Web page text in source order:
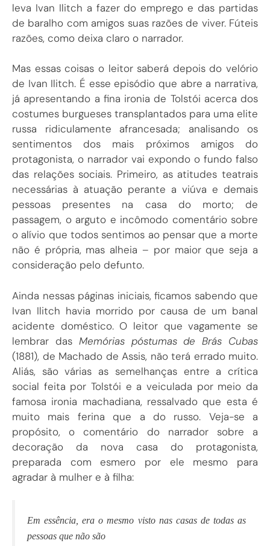
leva Ivan Ilitch a fazer do emprego e das partidas
de baralho com amigos suas razões de viver. Fúteis
razões, como deixa claro o narrador.
Mas essas coisas o leitor saberá depois do velório
de Ivan Ilitch. É esse episódio que abre a narrativa,
já apresentando a fina ironia de Tolstói acerca dos
costumes burgueses transplantados para uma elite
russa ridiculamente afrancesada; analisando os
sentimentos dos mais próximos amigos do
protagonista, o narrador vai expondo o fundo falso
das relações sociais. Primeiro, as atitudes teatrais
necessárias à atuação perante a viúva e demais
pessoas presentes na casa do morto; de
passagem, o arguto e incômodo comentário sobre
o alívio que todos sentimos ao pensar que a morte
não é própria, mas alheia – por maior que seja a
consideração pelo defunto.
Ainda nessas páginas iniciais, ficamos sabendo que
Ivan Ilitch havia morrido por causa de um banal
acidente doméstico. O leitor que vagamente se
lembrar das Memórias póstumas de Brás Cubas
(1881), de Machado de Assis, não terá errado muito.
Aliás, são várias as semelhanças entre a crítica
social feita por Tolstói e a veiculada por meio da
famosa ironia machadiana, ressalvado que esta é
muito mais ferina que a do russo. Veja-se a
propósito, o comentário do narrador sobre a
decoração da nova casa do protagonista,
preparada com esmero por ele mesmo para
agradar à mulher e à filha:
Em essência, era o mesmo visto nas casas de todas as
pessoas que não são